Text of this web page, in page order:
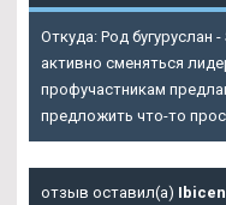
Откуда: Род
активно сменяться
профучастникам
предложить что-то
отзыв оставил(а)